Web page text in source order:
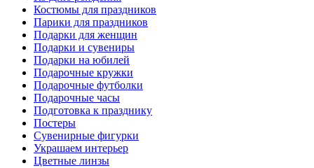
Костюмы для праздников
Парики для праздников
Подарки для женщин
Подарки и сувениры
Подарки на юбилей
Подарочные кружки
Подарочные футболки
Подарочные часы
Подготовка к празднику
Постеры
Сувенирные фигурки
Украшаем интерьер
Цветные линзы